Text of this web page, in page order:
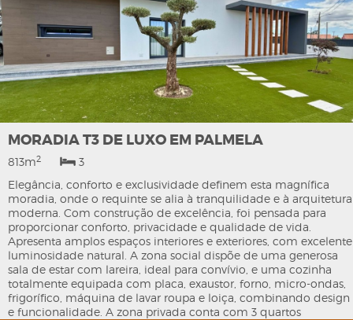
MORADIA T3 DE LUXO EM PALMELA
813m2
3
Elegância, conforto e exclusividade definem esta magnífica
moradia, onde o requinte se alia à tranquilidade e à arquitetura
moderna. Com construção de excelência, foi pensada para
proporcionar conforto, privacidade e qualidade de vida.
Apresenta amplos espaços interiores e exteriores, com excelente
luminosidade natural. A zona social dispõe de uma generosa
sala de estar com lareira, ideal para convívio, e uma cozinha
totalmente equipada com placa, exaustor, forno, micro-ondas,
frigorífico, máquina de lavar roupa e loiça, combinando design
e funcionalidade. A zona privada conta com 3 quartos